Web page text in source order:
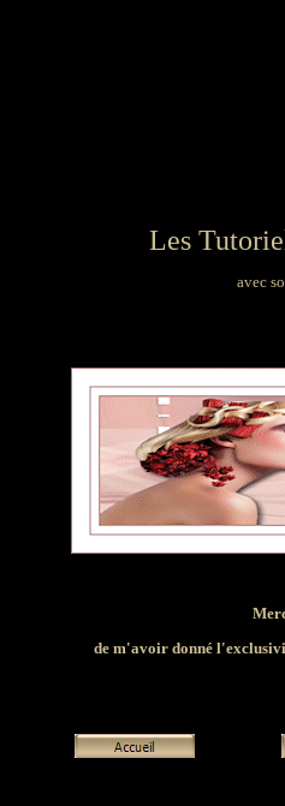
Les
avec
de m'avoir donné